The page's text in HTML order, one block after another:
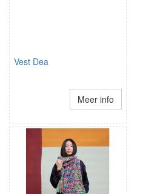
Vest Dea
Meer info